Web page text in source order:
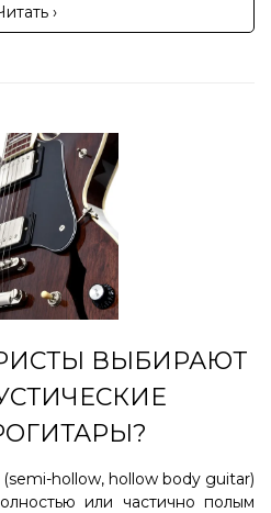
›
ВЫБИРАЮТ
(semi-hollow, hollow body guitar)
или частично полым